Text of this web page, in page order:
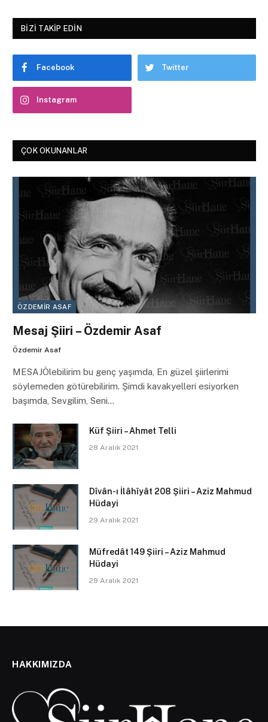
BIZI TAKIP EDIN
Facebook Twitter
Instagram
ÇOK OKUNANLAR
ÖZDEMIR ASAF
Mesaj Şiiri – Özdemir Asaf
Özdemir Asaf
MESAJÖlebilirim bu genç yaşımda, En güzel şiirlerimi
söylemeden götürebilirim. Şimdi kavakyelleri esiyorken
başımda, Sevgilim, Seni…
Küf Şiiri – Ahmet Telli
28 Aralık 2021
Dîvân-ı İlâhîyât 208 Şiiri – Aziz Mahmud
Hüdayi
29 Aralık 2021
Müfredât 149 Şiiri – Aziz Mahmud
Hüdayi
29 Aralık 2021
HAKKIMIZDA